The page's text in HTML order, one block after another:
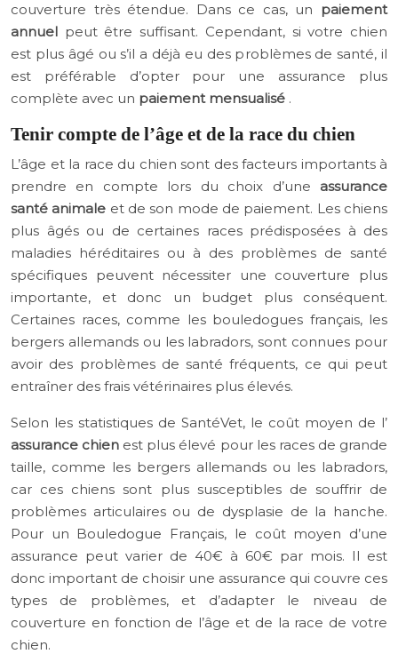
couverture très étendue. Dans ce cas, un paiement
annuel peut être suffisant. Cependant, si votre chien
est plus âgé ou s’il a déjà eu des problèmes de santé, il
est préférable d’opter pour une assurance plus
complète avec un paiement mensualisé .
Tenir compte de l’âge et de la race du chien
L’âge et la race du chien sont des facteurs importants à
prendre en compte lors du choix d’une assurance
santé animale et de son mode de paiement. Les chiens
plus âgés ou de certaines races prédisposées à des
maladies héréditaires ou à des problèmes de santé
spécifiques peuvent nécessiter une couverture plus
importante, et donc un budget plus conséquent.
Certaines races, comme les bouledogues français, les
bergers allemands ou les labradors, sont connues pour
avoir des problèmes de santé fréquents, ce qui peut
entraîner des frais vétérinaires plus élevés.
Selon les statistiques de SantéVet, le coût moyen de l’
assurance chien est plus élevé pour les races de grande
taille, comme les bergers allemands ou les labradors,
car ces chiens sont plus susceptibles de souffrir de
problèmes articulaires ou de dysplasie de la hanche.
Pour un Bouledogue Français, le coût moyen d’une
assurance peut varier de 40€ à 60€ par mois. Il est
donc important de choisir une assurance qui couvre ces
types de problèmes, et d’adapter le niveau de
couverture en fonction de l’âge et de la race de votre
chien.